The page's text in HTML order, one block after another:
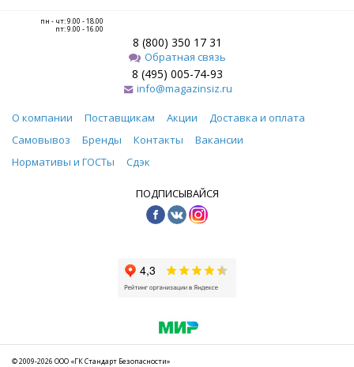
пн - чт: 9.00 - 18.00
пт: 9.00 - 16.00
8 (800) 350 17 31
Обратная связь
8 (495) 005-74-93
info@magazinsiz.ru
О компании Поставщикам Акции
Доставка и оплата
Самовывоз
Бренды Контакты
Вакансии
Нормативы и ГОСТы
Сдэк
ПОДПИСЫВАЙСЯ
© 2009-2026 ООО «ГК Стандарт Безопасности»